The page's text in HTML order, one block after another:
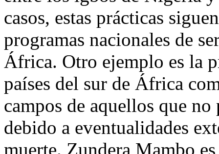
casos, estas prácticas
programas nacionales de
África. Otro ejemplo es la
países del sur de África
campos de aquellos que no
debido a eventualidades
muerte. Zundera Mambo